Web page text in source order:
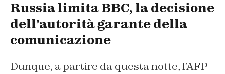
Russia limita BBC, la decisione
dell’autorità garante della
comunicazione
Dunque, a partire da questa notte, l’AFP